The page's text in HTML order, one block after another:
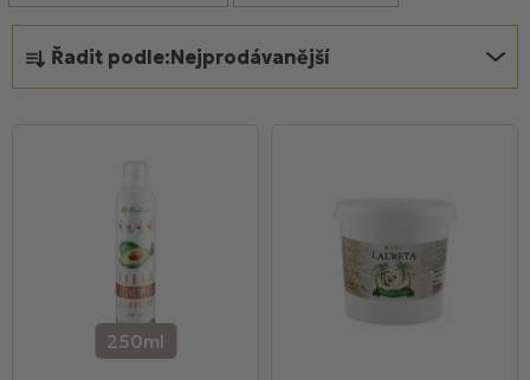
a
z
Řadit podle:Nejprodávanější
o
d
u
250ml